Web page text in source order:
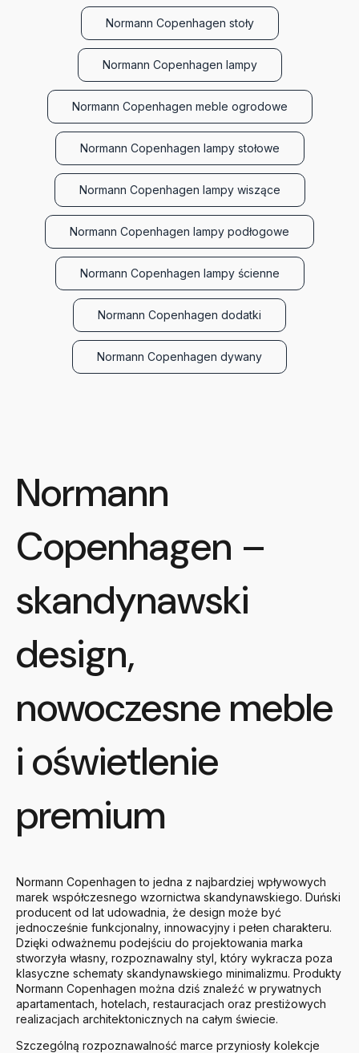
Normann Copenhagen stoły
Normann Copenhagen lampy
Normann Copenhagen meble ogrodowe
Normann Copenhagen lampy stołowe
Normann Copenhagen lampy wiszące
Normann Copenhagen lampy podłogowe
Normann Copenhagen lampy ścienne
Normann Copenhagen dodatki
Normann Copenhagen dywany
Normann
Copenhagen –
skandynawski
design,
nowoczesne meble
i oświetlenie
premium
Normann Copenhagen to jedna z najbardziej wpływowych
marek współczesnego wzornictwa skandynawskiego. Duński
producent od lat udowadnia, że design może być
jednocześnie funkcjonalny, innowacyjny i pełen charakteru.
Dzięki odważnemu podejściu do projektowania marka
stworzyła własny, rozpoznawalny styl, który wykracza poza
klasyczne schematy skandynawskiego minimalizmu. Produkty
Normann Copenhagen można dziś znaleźć w prywatnych
apartamentach, hotelach, restauracjach oraz prestiżowych
realizacjach architektonicznych na całym świecie.
Szczególną rozpoznawalność marce przyniosły kolekcje